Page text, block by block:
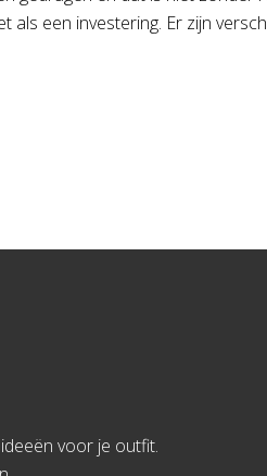
als een investering. Er zijn
voor je outfit.